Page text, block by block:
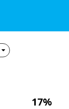
17%